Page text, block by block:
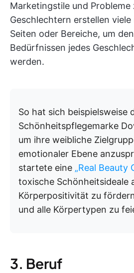
Marketingstile und Probleme
Geschlechtern erstellen
Seiten oder Bereiche, um
Bedürfnissen jedes
werden.
So hat sich beispielsweise
Schönheitspflegemarke
um ihre weibliche
emotionaler Ebene
startete eine „Real Beauty
toxische Schönheitsideale
Körperpositivität zu
und alle Körpertypen zu
3. Beruf